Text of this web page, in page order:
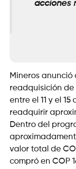
acciones
Mineros
readquisición de
entre el 11 y el
readquirir
Dentro del
valor total de
compró en COP